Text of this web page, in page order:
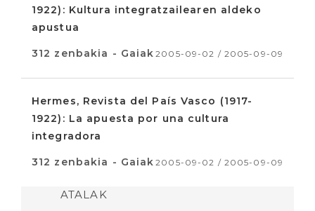
1922): Kultura integratzailearen aldeko
apustua
312 zenbakia - Gaiak 2005-09-02 / 2005-09-09
Hermes, Revista del País Vasco (1917-
1922): La apuesta por una cultura
integradora
312 zenbakia - Gaiak 2005-09-02 / 2005-09-09
ATALAK